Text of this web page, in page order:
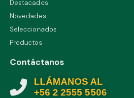
Destacados
Novedades
Seleccionados
Productos
Contáctanos
LLÁMANOS AL
+56 2 2555 5506